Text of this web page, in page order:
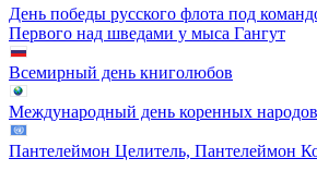
День победы русского флота под
Первого над шведами у мыса Гангут
Всемирный день книголюбов
Международный день коренных
Пантелеймон Целитель, Пантелеймон